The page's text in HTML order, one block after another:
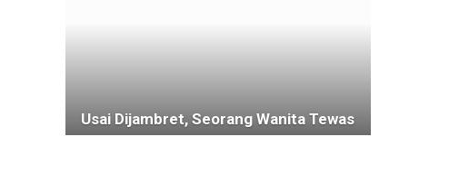
Usai Dijambret, Seorang Wanita Tewas